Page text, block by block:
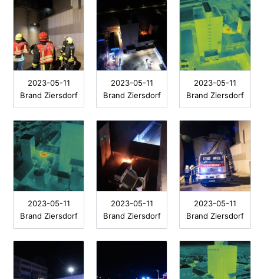
2023-05-11
Brand Ziersdorf
2023-05-11
Brand Ziersdorf
2023-05-11
Brand Ziersdorf
2023-05-11
Brand Ziersdorf
2023-05-11
Brand Ziersdorf
2023-05-11
Brand Ziersdorf